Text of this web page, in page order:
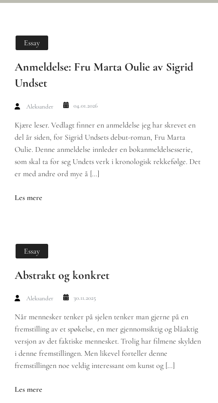
Essay
Anmeldelse: Fru Marta Oulie av Sigrid
Undset
Aleksander 04.01.2026
Kjære leser. Vedlagt finner en anmeldelse jeg har skrevet en
del år siden, for Sigrid Undsets debut-roman, Fru Marta
Oulie. Denne anmeldelse innleder en bokanmeldelsesserie,
som skal ta for seg Undets verk i kronologisk rekkefølge. Det
er med andre ord mye å […]
Les mere
Essay
Abstrakt og konkret
Aleksander 30.11.2025
Når mennesker tenker på sjelen tenker man gjerne på en
fremstilling av et spøkelse, en mer gjennomsiktig og blåaktig
versjon av det faktiske mennesket. Trolig har filmene skylden
i denne fremstillingen. Men likevel forteller denne
fremstillingen noe veldig interessant om kunst og […]
Les mere